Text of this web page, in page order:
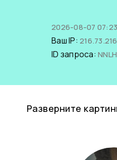
2026-08-07
Ваш IP:
ID запроса:
Разверните